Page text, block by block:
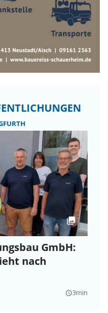
GmbH:
nach
query_builder3min